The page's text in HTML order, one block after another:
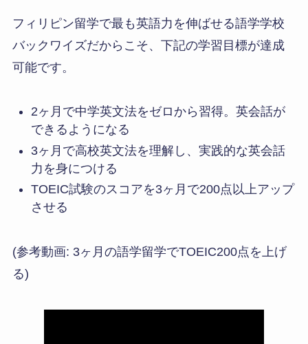
フィリピン留学で最も英語力を伸ばせる語学学校
バックワイズだからこそ、下記の学習目標が達成
可能です。
2ヶ月で中学英文法をゼロから習得。英会話が
できるようになる
3ヶ月で高校英文法を理解し、実践的な英会話
力を身につける
TOEIC試験のスコアを3ヶ月で200点以上アップ
させる
(参考動画: 3ヶ月の語学留学でTOEIC200点を上げ
る)